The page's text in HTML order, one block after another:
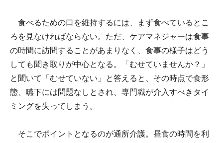
食べるための口を維持するには、まず食べているとこ
ろを見なければならない。ただ、ケアマネジャーは食事
の時間に訪問することがあまりなく、食事の様子はどう
しても聞き取りが中心となる。「むせていませんか？」
と聞いて「むせていない」と答えると、その時点で食形
態、嚥下には問題なしとされ、専門職が介入すべきタイ
ミングを失ってしまう。
そこでポイントとなるのが通所介護。昼食の時間を利